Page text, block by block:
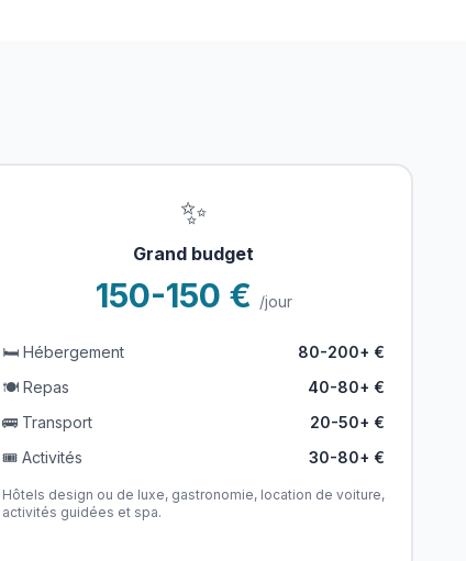
✨
Grand budget
150-150 € /jour
🛏️ Hébergement
80-200+ €
🍽️ Repas
40-80+ €
🚌 Transport
20-50+ €
🎟️ Activités
30-80+ €
Hôtels design ou de luxe, gastronomie, location de voiture,
activités guidées et spa.